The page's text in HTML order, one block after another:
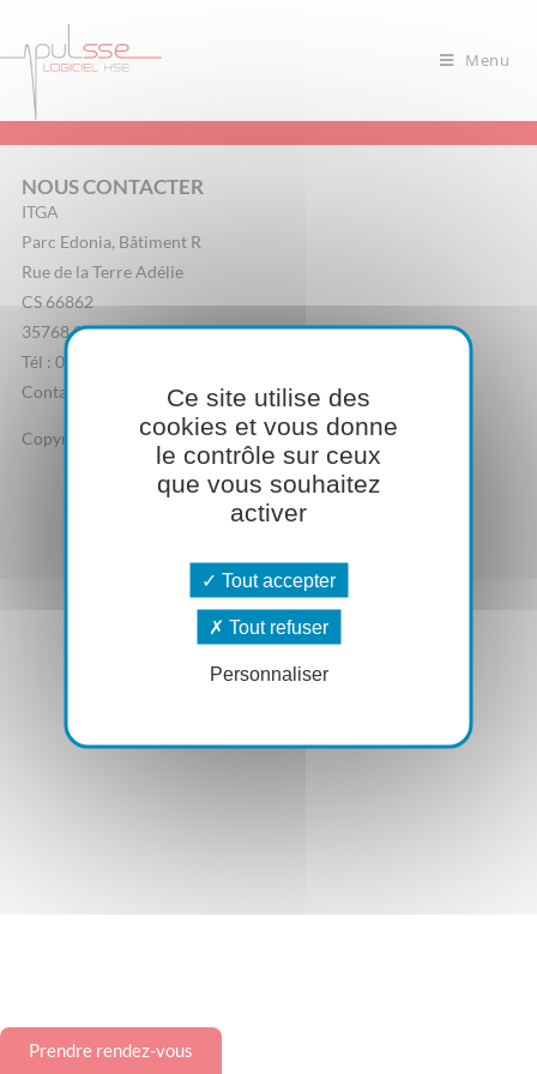
Menu
NOUS CONTACTER
ITGA
Parc Edonia, Bâtiment R
Rue de la Terre Adélie
CS 66862
35768 Saint-Grégoire Cedex
Tél : 02 23 44 07 20
Contactez-nous
Copyright - Pulsse.fr
Politique de confidentialité
Prendre rendez-vous
Ce site utilise des
cookies et vous donne
le contrôle sur ceux
que vous souhaitez
activer
Tout accepter
Tout refuser
Personnaliser